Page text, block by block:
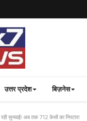
उत्तर प्रदेश बिज़नेस
रही सुनवाई! अब तक 712 केसों का निपटारा